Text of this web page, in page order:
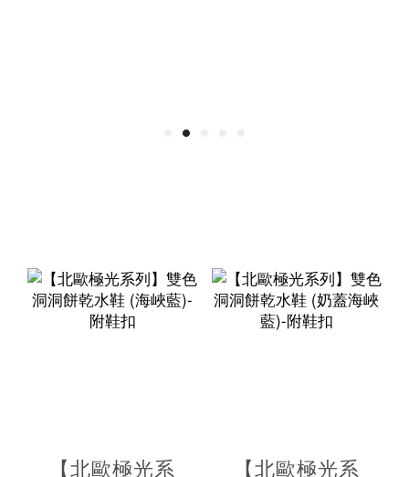
【北歐極光系
【北歐極光系